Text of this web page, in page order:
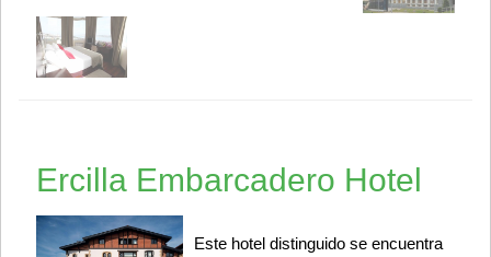
Ercilla Embarcadero Hotel
Este hotel distinguido se encuentra